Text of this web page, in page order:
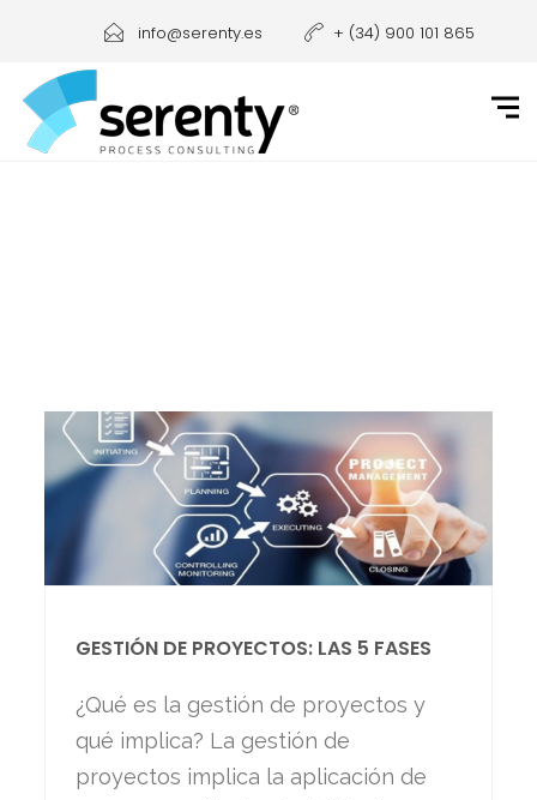
info@serenty.es + (34) 900 101 865
GESTIÓN DE PROYECTOS: LAS 5 FASES
¿Qué es la gestión de proyectos y
qué implica? La gestión de
proyectos implica la aplicación de